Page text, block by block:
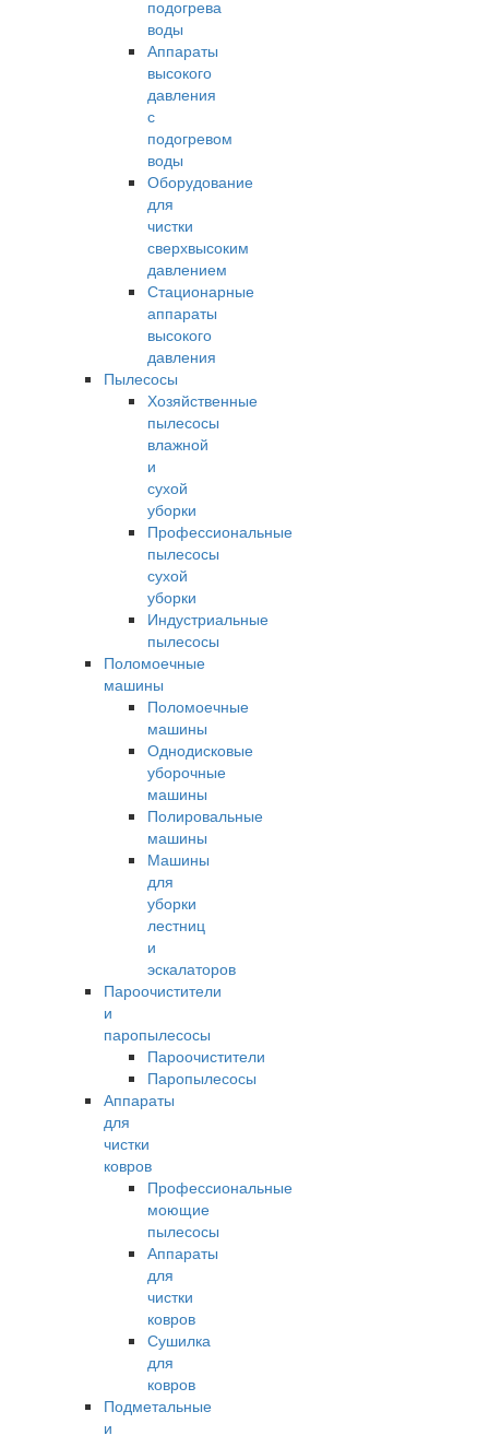
подогрева
воды
Аппараты
высокого
давления
с
подогревом
воды
Оборудование
для
чистки
сверхвысоким
давлением
Стационарные
аппараты
высокого
давления
Пылесосы
Хозяйственные
пылесосы
влажной
и
сухой
уборки
Профессиональные
пылесосы
сухой
уборки
Индустриальные
пылесосы
Поломоечные
машины
Поломоечные
машины
Однодисковые
уборочные
машины
Полировальные
машины
Машины
для
уборки
лестниц
и
эскалаторов
Пароочистители
и
паропылесосы
Пароочистители
Паропылесосы
Аппараты
для
чистки
ковров
Профессиональные
моющие
пылесосы
Аппараты
для
чистки
ковров
Сушилка
для
ковров
Подметальные
и